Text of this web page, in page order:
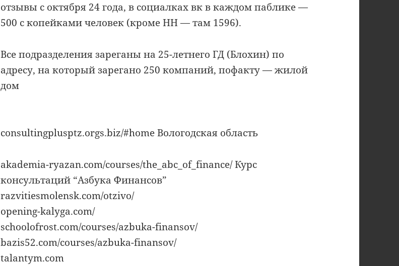
отзывы с октября 24 года, в социалках вк в каждом паблике —
500 с копейками человек (кроме НН — там 1596).
Все подразделения зареганы на 25-летнего ГД (Блохин) по
адресу, на который зарегано 250 компаний, пофакту — жилой
дом
consultingplusptz.orgs.biz/#home Вологодская область
akademia-ryazan.com/courses/the_abc_of_finance/ Курс
консультаций “Азбука Финансов”
razvitiesmolensk.com/otzivo/
opening-kalyga.com/
schoolofrost.com/courses/azbuka-finansov/
bazis52.com/courses/azbuka-finansov/
talantym.com